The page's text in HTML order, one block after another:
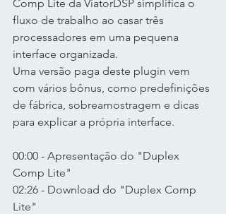
Comp Lite da ViatorDSP simplifica o
fluxo de trabalho ao casar três
processadores em uma pequena
interface organizada.
Uma versão paga deste plugin vem
com vários bônus, como predefinições
de fábrica, sobreamostragem e dicas
para explicar a própria interface.
00:00 - Apresentação do "Duplex
Comp Lite"
02:26 - Download do "Duplex Comp
Lite"